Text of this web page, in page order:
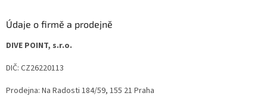
Údaje o firmě a prodejně
DIVE POINT, s.r.o.
DIČ: CZ26220113
Prodejna: Na Radosti 184/59, 155 21 Praha